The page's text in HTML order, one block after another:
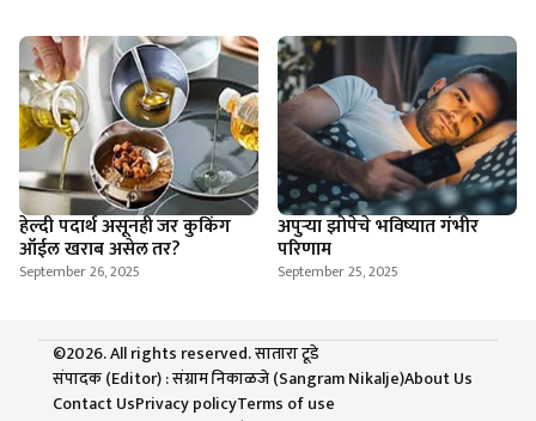
हेल्दी पदार्थ असूनही जर कुकिंग
ऑईल खराब असेल तर?
September 26, 2025
अपुऱ्या झोपेचे भविष्यात गंभीर
परिणाम
September 25, 2025
©2026. All rights reserved. सातारा टूडे
संपादक (Editor) : संग्राम निकाळजे (Sangram Nikalje)About Us
Contact UsPrivacy policyTerms of use